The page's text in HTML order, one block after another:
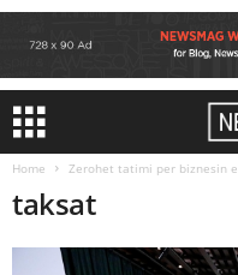
Home Zerohet tatimi per biznesin
taksat